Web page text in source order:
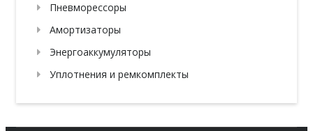
Пневморессоры
Амортизаторы
Энергоаккумуляторы
Уплотнения и ремкомплекты